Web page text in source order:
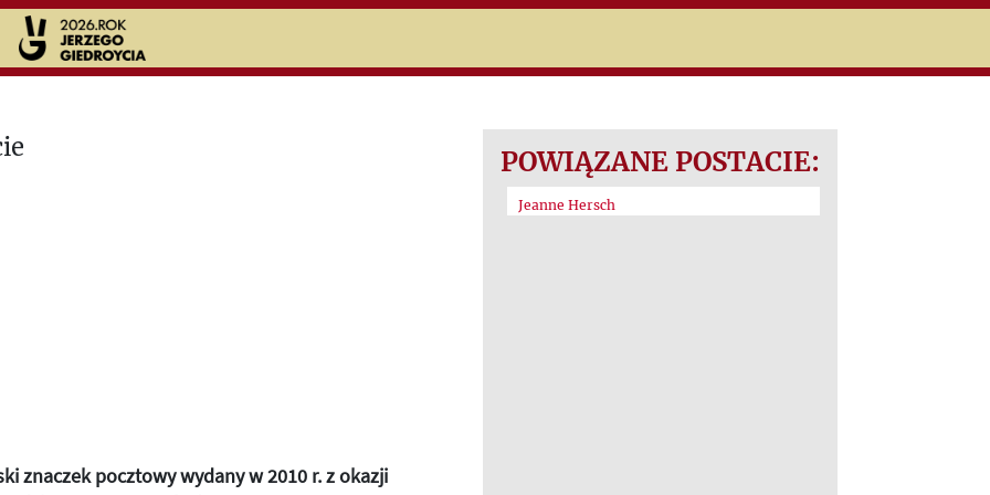
znaczek pocztowy wydany w 2010 r. z okazji
POWIĄZANE POSTACIE:
Jeanne Hersch